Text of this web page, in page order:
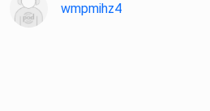
wmpmihz4